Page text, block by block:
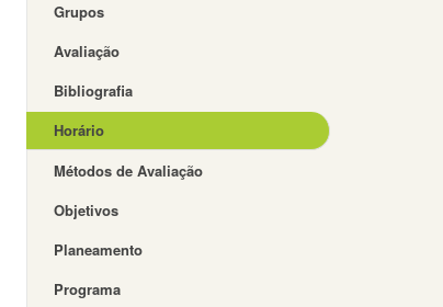
Grupos
Avaliação
Bibliografia
Horário
Métodos de Avaliação
Objetivos
Planeamento
Programa